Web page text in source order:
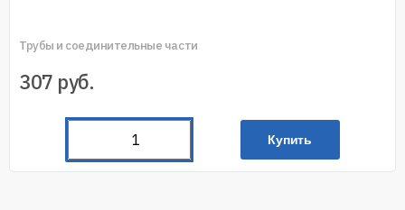
Трубы и соединительные части
307 руб.
Купить